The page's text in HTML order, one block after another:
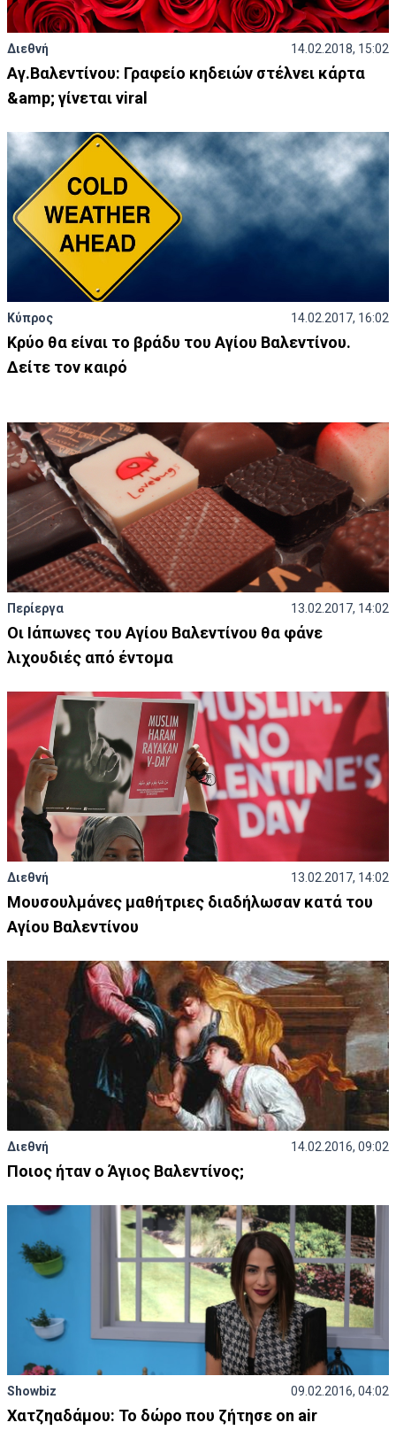
Διεθνή 14.02.2018, 15:02
Αγ.Βαλεντίνου: Γραφείο κηδειών στέλνει κάρτα
&amp; γίνεται viral
Κύπρος 14.02.2017, 16:02
Κρύο θα είναι το βράδυ του Αγίου Βαλεντίνου.
Δείτε τον καιρό
Περίεργα 13.02.2017, 14:02
Οι Ιάπωνες του Αγίου Βαλεντίνου θα φάνε
λιχουδιές από έντομα
Διεθνή 13.02.2017, 14:02
Μουσουλμάνες μαθήτριες διαδήλωσαν κατά του
Αγίου Βαλεντίνου
Διεθνή 14.02.2016, 09:02
Ποιος ήταν ο Άγιος Βαλεντίνος;
Showbiz 09.02.2016, 04:02
Χατζηαδάμου: Το δώρο που ζήτησε on air